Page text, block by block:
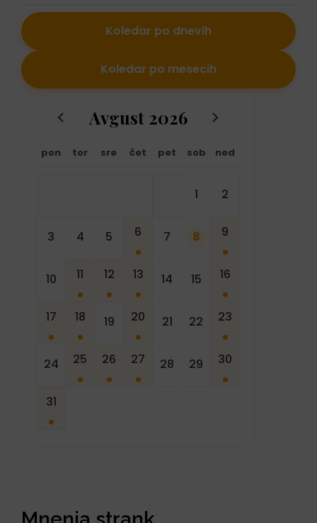
Avgust 2026
pon tor sre čet pet sob ned
1 2
3 4 5 6 7 8 9
10 11 12 13 14 15 16
17 18 19 20 21 22 23
24 25 26 27 28 29 30
31
Koledar po dnevih
Koledar po mesecih